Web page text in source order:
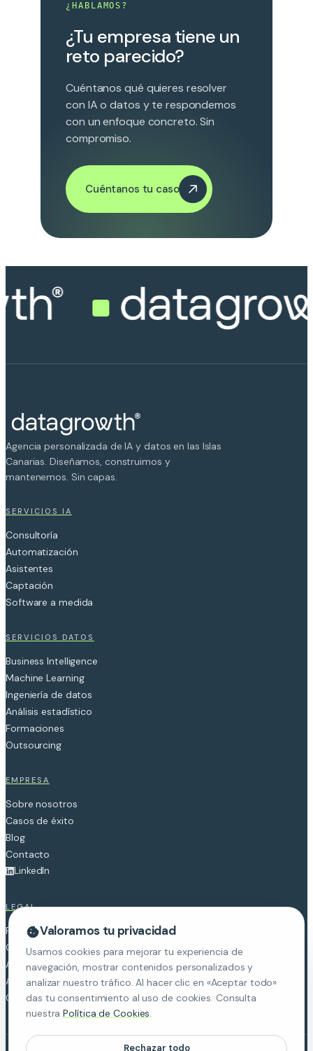
¿HABLAMOS?
¿Tu empresa tiene un
reto parecido?
Cuéntanos qué quieres resolver
con IA o datos y te respondemos
con un enfoque concreto. Sin
compromiso.
Cuéntanos tu caso
Agencia personalizada de IA y datos en las Islas
Canarias. Diseñamos, construimos y
mantenemos. Sin capas.
SERVICIOS IA
Consultoría
Automatización
Asistentes
Captación
Software a medida
SERVICIOS DATOS
Business Intelligence
Machine Learning
Ingeniería de datos
Análisis estadístico
Formaciones
Outsourcing
EMPRESA
Sobre nosotros
Casos de éxito
Blog
Contacto
LinkedIn
LEGAL
Privacidad
Cookies
Aviso legal
Ayudas y subvenciones
Configurar cookies
Valoramos tu privacidad
Usamos cookies para mejorar tu experiencia de
navegación, mostrar contenidos personalizados y
analizar nuestro tráfico. Al hacer clic en «Aceptar todo»
das tu consentimiento al uso de cookies. Consulta
nuestraPolítica de Cookies.
Necesarias
Rechazar todo